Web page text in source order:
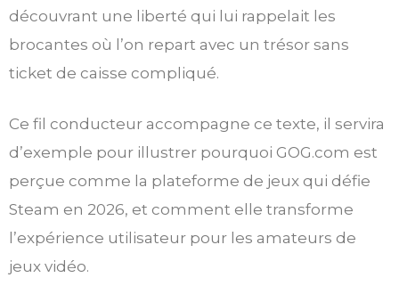
découvrant une liberté qui lui rappelait les
brocantes où l’on repart avec un trésor sans
ticket de caisse compliqué.
Ce fil conducteur accompagne ce texte, il servira
d’exemple pour illustrer pourquoi GOG.com est
perçue comme la plateforme de jeux qui défie
Steam en 2026, et comment elle transforme
l’expérience utilisateur pour les amateurs de
jeux vidéo.